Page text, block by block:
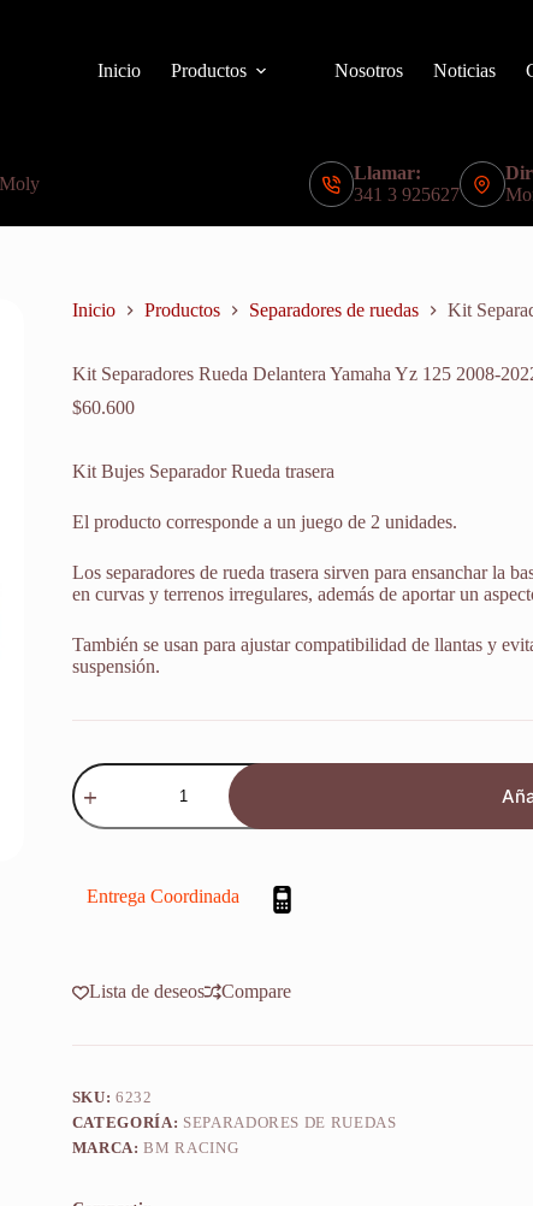
Inicio
Productos Nosotros Noticias
Llamar:
341 3 925627
Inicio Productos Separadores de ruedas Kit
Kit Separadores Rueda Delantera Yamaha Yz 125 2008-
$60.600
Kit Bujes Separador Rueda trasera
El producto corresponde a un juego de 2 unidades.
Los separadores de rueda trasera sirven para ensanchar la
en curvas y terrenos irregulares, además de aportar un
También se usan para ajustar compatibilidad de llantas y
suspensión.
Kit
Separadores
Rueda
Delantera
125
Entrega Coordinada
Lista de deseos Compare
SKU:6232
CATEGORÍA: SEPARADORES DE RUEDAS
MARCA:BM RACING